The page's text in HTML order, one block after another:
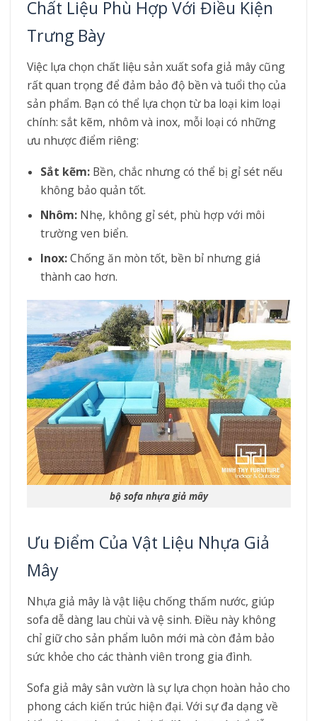
Chất Liệu Phù Hợp Với Điều Kiện
Trưng Bày
Việc lựa chọn chất liệu sản xuất sofa giả mây cũng
rất quan trọng để đảm bảo độ bền và tuổi thọ của
sản phẩm. Bạn có thể lựa chọn từ ba loại kim loại
chính: sắt kẽm, nhôm và inox, mỗi loại có những
ưu nhược điểm riêng:
Sắt kẽm: Bền, chắc nhưng có thể bị gỉ sét nếu
không bảo quản tốt.
Nhôm: Nhẹ, không gỉ sét, phù hợp với môi
trường ven biển.
Inox:Chống ăn mòn tốt, bền bỉ nhưng giá
thành cao hơn.
bộ sofa nhựa giả mây
Ưu Điểm Của Vật Liệu Nhựa Giả
Mây
Nhựa giả mây là vật liệu chống thấm nước, giúp
sofa dễ dàng lau chùi và vệ sinh. Điều này không
chỉ giữ cho sản phẩm luôn mới mà còn đảm bảo
sức khỏe cho các thành viên trong gia đình.
Sofa giả mây sân vườn là sự lựa chọn hoàn hảo cho
phong cách kiến trúc hiện đại. Với sự đa dạng về